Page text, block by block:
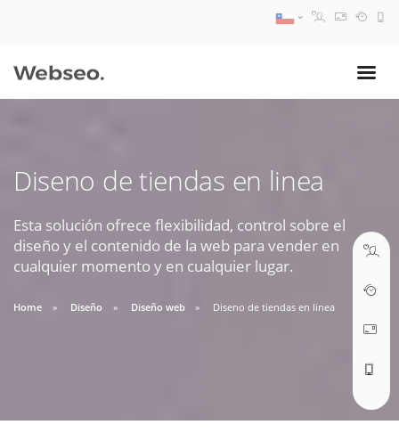
Diseno de tiendas en linea
Esta solución ofrece flexibilidad, control sobre el
diseño y el contenido de la web para vender en
cualquier momento y en cualquier lugar.
Home Diseño Diseño web Diseno de tiendas en linea
09:30 AM A 18:30 PM
soporte@webseo.cl
ABRIR TICKET